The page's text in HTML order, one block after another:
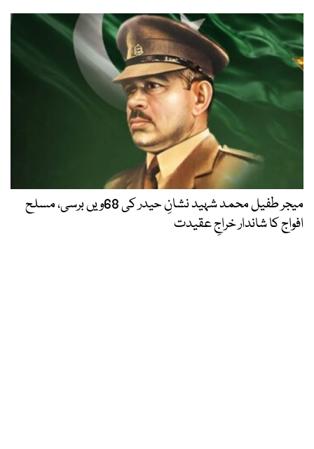
میجر طفیل محمد شہید نشانِ حیدر کی 68ویں برسی، مسلح
افواج کا شاندار خراجِ عقیدت